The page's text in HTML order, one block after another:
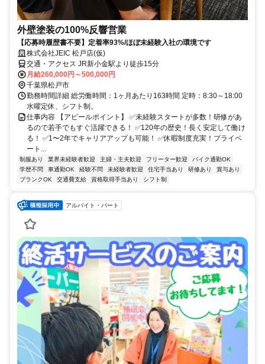
外壁塗装の100%反響営業
【応募時履歴書不要】定着率93%/ほぼ未経験入社の環境です
株式会社JEIC 松戸店(仮)
交通・アクセス JR新小金駅より徒歩15分
月給260,000円～500,000円
千葉県松戸市
勤務時間詳細 総労働時間：1ヶ月あたり163時間 定時：8:30～18:00
水曜定休、シフト制。
仕事内容 【アピールポイント】 ✅未経験スタートが多数！研修があ
るので若手でもすぐ活躍できる！ ✅120年の歴史！長く安定して働け
る！ ✅1〜2年でキャリアアップも可能！ ✅休暇制度充実！プライベ
ート...
制服あり 業界未経験者歓迎 主婦・主夫歓迎 フリーター歓迎
バイク通勤OK
学歴不問
車通勤OK 経験不問 未経験者歓迎 住宅手当あり 研修あり
賞与あり
ブランクOK
交通費支給 資格取得手当あり シフト制
アルバイト・パート